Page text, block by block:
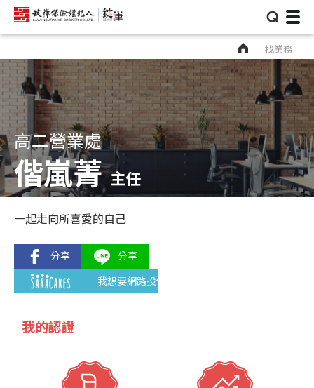
⌕
找業務
高二營業處
偕嵐菁 主任
一起走向所喜愛的自己
我想要網路投保
我的認證